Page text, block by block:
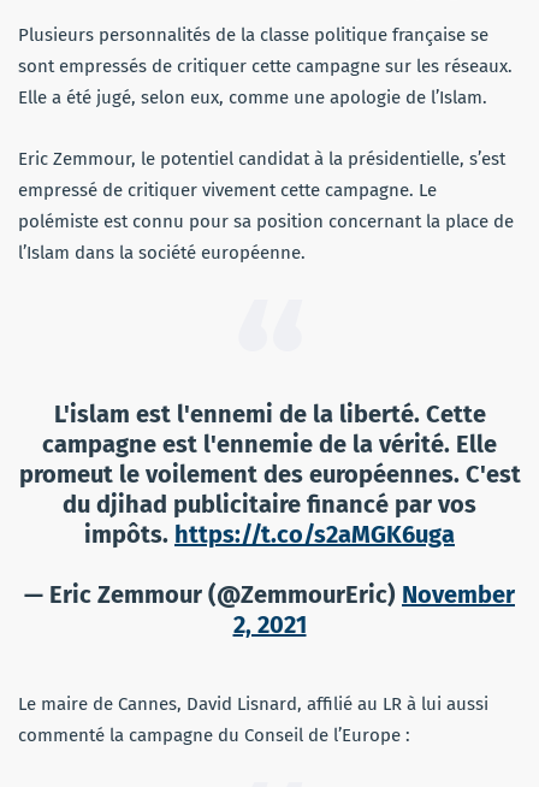
Plusieurs personnalités de la classe politique française se
sont empressés de critiquer cette campagne sur les réseaux.
Elle a été jugé, selon eux, comme une apologie de l’Islam.
Eric Zemmour, le potentiel candidat à la présidentielle, s’est
empressé de critiquer vivement cette campagne. Le
polémiste est connu pour sa position concernant la place de
l’Islam dans la société européenne.
L'islam est l'ennemi de la liberté. Cette
campagne est l'ennemie de la vérité. Elle
promeut le voilement des européennes. C'est
du djihad publicitaire financé par vos
impôts. https://t.co/s2aMGK6uga
— Eric Zemmour (@ZemmourEric) November
2, 2021
Le maire de Cannes, David Lisnard, affilié au LR à lui aussi
commenté la campagne du Conseil de l’Europe :